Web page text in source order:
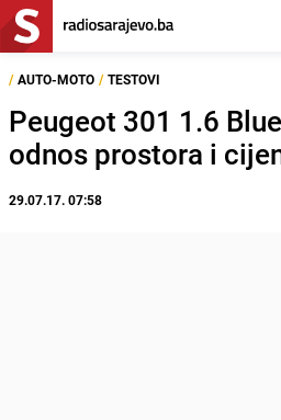
/ AUTO-MOTO / TESTOVI
Peugeot 301 1.6
odnos prostora i
29.07.17. 07:58